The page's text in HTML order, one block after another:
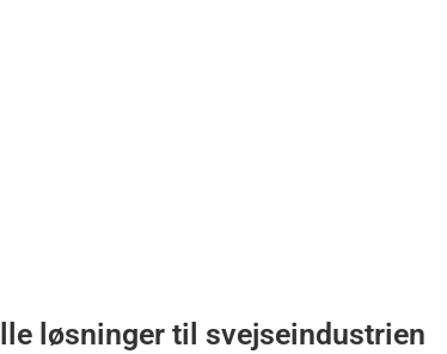
løsninger til svejseindustrien